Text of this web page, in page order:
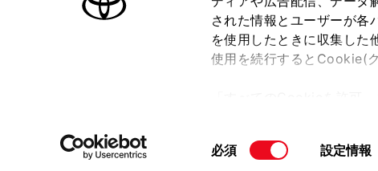
された情報とユーザーが各
を使用したときに収集した
使用を続行するとCookie(
て」をご覧ください。
同
必須 設定情報
ログ